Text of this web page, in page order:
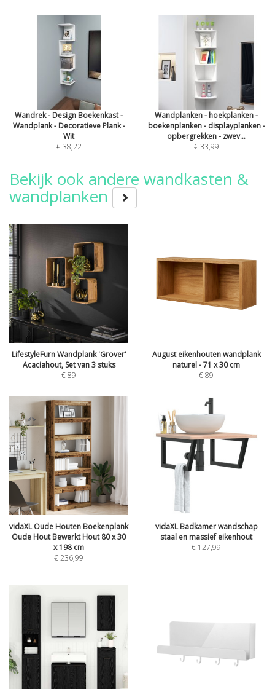
Wandrek - Design Boekenkast -
Wandplank - Decoratieve Plank -
Wit
€ 38,22
Wandplanken - hoekplanken -
boekenplanken - displayplanken -
opbergrekken - zwev...
€ 33,99
Bekijk ook andere wandkasten &
wandplanken
LifestyleFurn Wandplank 'Grover'
Acaciahout, Set van 3 stuks
€89
August eikenhouten wandplank
naturel - 71 x 30 cm
€89
vidaXL Oude Houten Boekenplank
Oude Hout Bewerkt Hout 80 x 30
x 198 cm
€236,99
vidaXL Badkamer wandschap
staal en massief eikenhout
€ 127,99